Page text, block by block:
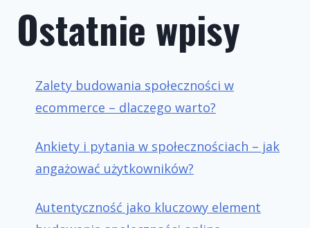
Ostatnie wpisy
Zalety budowania społeczności w
ecommerce – dlaczego warto?
Ankiety i pytania w społecznościach – jak
angażować użytkowników?
Autentyczność jako kluczowy element